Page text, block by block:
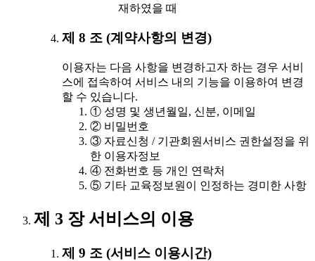
재하였을 때
제 8 조 (계약사항의 변경)
이용자는 다음 사항을 변경하고자 하는 경우 서비
스에 접속하여 서비스 내의 기능을 이용하여 변경
할 수 있습니다.
① 성명 및 생년월일, 신분, 이메일
② 비밀번호
③ 자료신청 / 기관회원서비스 권한설정을 위
한 이용자정보
④ 전화번호 등 개인 연락처
⑤ 기타 교육정보원이 인정하는 경미한 사항
제 3 장 서비스의 이용
제 9 조 (서비스 이용시간)